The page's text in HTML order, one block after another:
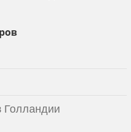
Голландии